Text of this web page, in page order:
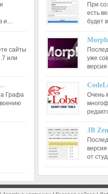
и…
сайты
или
Графа
При
есть
будет
уже
Очень
JB
от